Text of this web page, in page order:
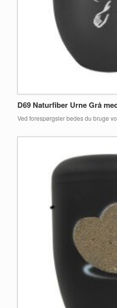
D69 Naturfiber Urne Grå
Ved forespørgsler bedes du bruge